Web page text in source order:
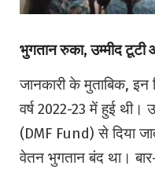
भुगतान रुका, उम्मीद टूटी
जानकारी के मुताबिक,
वर्ष 2022-23 में हुई थी।
(DMF Fund) से दिया
वेतन भुगतान बंद था।